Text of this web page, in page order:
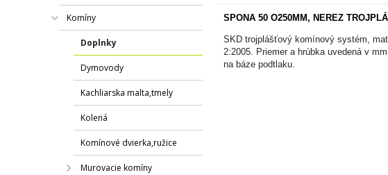
Komíny
Doplnky
Dymovody
Kachliarska malta,tmely
Kolená
Komínové dvierka,ružice
Murovacie komíny
SPONA 50 O250MM, NEREZ
SKD trojplášťový komínový systém,
2:2005. Priemer a hrúbka uvedená v
na báze podtlaku.